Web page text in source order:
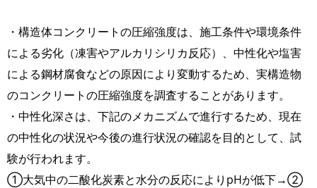
・構造体コンクリートの圧縮強度は、施工条件や環境条件
による劣化（凍害やアルカリシリカ反応）、中性化や塩害
による鋼材腐食などの原因により変動するため、実構造物
のコンクリートの圧縮強度を調査することがあります。
・中性化深さは、下記のメカニズムで進行するため、現在
の中性化の状況や今後の進行状況の確認を目的として、試
験が行われます。
①大気中の二酸化炭素と水分の反応によりpHが低下→②